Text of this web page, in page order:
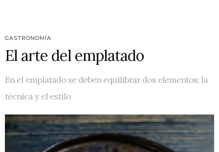
GASTRONOMÍA
El arte del emplatado
En el emplatado se deben equilibrar dos elementos: la
técnica y el estilo